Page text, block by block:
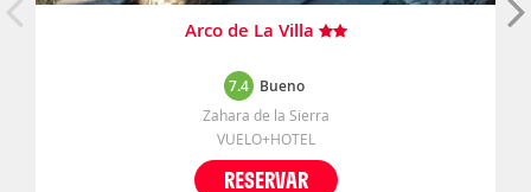
Arco de La Villa
7.4 Bueno
Zahara de la Sierra
VUELO+HOTEL
RESERVAR